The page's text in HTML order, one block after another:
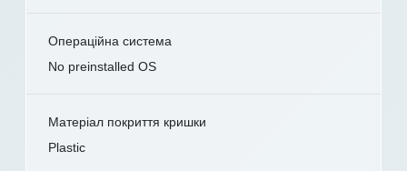
Операційна система
No preinstalled OS
Матеріал покриття кришки
Plastic